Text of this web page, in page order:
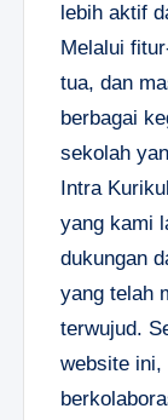
lebih aktif
Melalui
tua, dan
berbagai
sekolah
Intra
yang kami
dukungan
yang telah
terwujud.
website ini,